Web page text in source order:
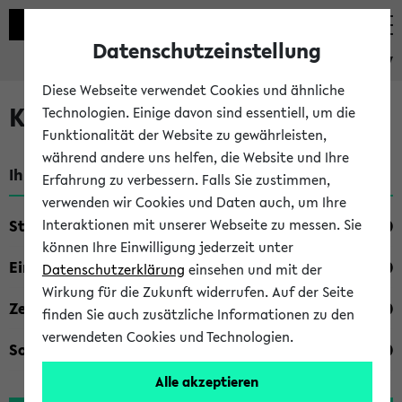
eKVV
Kombisuche im eKVV
Ihre Suchkriterien:
Studienfach
Einrichtung
Zeiten
Sonstiges
Datenschutzeinstellung
Diese Webseite verwendet Cookies und ähnliche
Technologien. Einige davon sind essentiell, um die
Funktionalität der Website zu gewährleisten,
während andere uns helfen, die Website und Ihre
Erfahrung zu verbessern. Falls Sie zustimmen,
verwenden wir Cookies und Daten auch, um Ihre
Interaktionen mit unserer Webseite zu messen. Sie
können Ihre Einwilligung jederzeit unter
Datenschutzerklärung einsehen und mit der
Wirkung für die Zukunft widerrufen. Auf der Seite
finden Sie auch zusätzliche Informationen zu den
verwendeten Cookies und Technologien.
Alle akzeptieren